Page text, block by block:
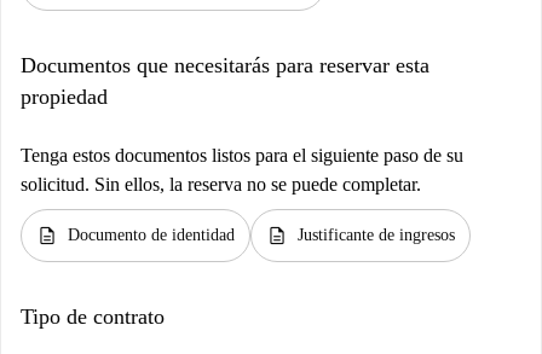
Documentos que necesitarás para reservar esta
propiedad
Tenga estos documentos listos para el siguiente paso de su
solicitud. Sin ellos, la reserva no se puede completar.
description Documento de identidad description Justificante de ingresos
Tipo de contrato